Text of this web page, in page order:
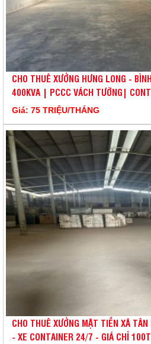
CHO THUÊ XƯỞNG HƯNG LONG -
400KVA | PCCC VÁCH TƯỜNG|
Giá: 75 TRIỆU/THÁNG
CHO THUÊ XƯỞNG MẶT TIỀN XÃ
- XE CONTAINER 24/7 - GIÁ CHỈ